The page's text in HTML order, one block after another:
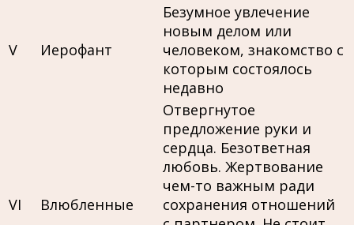
V Иерофант
Безумное увлечение
новым делом или
человеком, знакомство с
которым состоялось
недавно
VI Влюбленные
Отвергнутое
предложение руки и
сердца. Безответная
любовь. Жертвование
чем-то важным ради
сохранения отношений